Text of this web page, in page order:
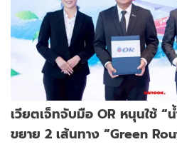
เวียตเจ็ทจับมือ OR หนุนใช้ “
ขยาย 2 เส้นทาง “Green